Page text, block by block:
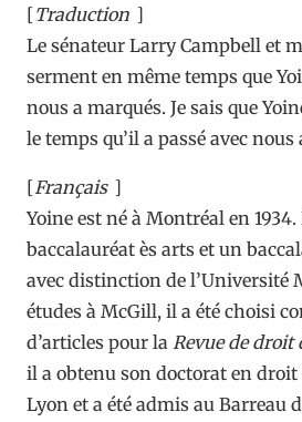
[Traduction ]
Le sénateur Larry Campbell et
serment en même temps que
nous a marqués. Je sais que
le temps qu’il a passé avec nous
[Français ]
Yoine est né à Montréal en
baccalauréat ès arts et un
avec distinction de l’Université
études à McGill, il a été choisi
d’articles pour la Revue de droit
il a obtenu son doctorat en droit
Lyon et a été admis au Barreau